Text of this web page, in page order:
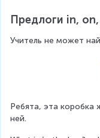
Предлоги in,
Учитель не может
Ребята, эта
ней.